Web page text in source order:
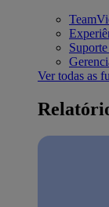
Ver todas as